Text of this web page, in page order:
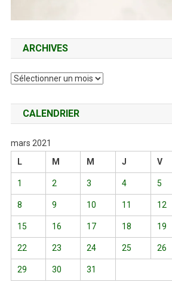
ARCHIVES
Archives
CALENDRIER
mars 2021
L
M M J V
1 2 3 4 5
8 9 10 11 12
15 16 17 18 19
22 23 24 25 26
29 30 31